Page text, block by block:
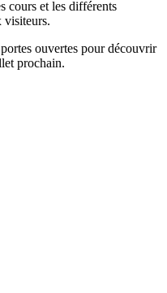
cours et les différents
visiteurs.
ouvertes pour découvrir
prochain.